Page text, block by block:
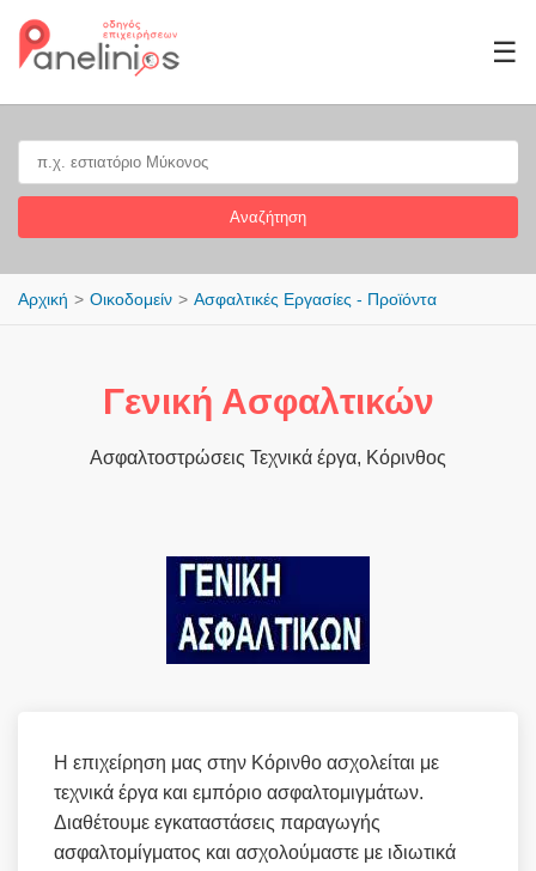
☰
Αναζήτηση
Αρχική Οικοδομείν Ασφαλτικές Εργασίες - Προϊόντα
Γενική Ασφαλτικών
Ασφαλτοστρώσεις Τεχνικά έργα, Κόρινθος
Η επιχείρηση μας στην Κόρινθο ασχολείται με
τεχνικά έργα και εμπόριο ασφαλτομιγμάτων.
Διαθέτουμε εγκαταστάσεις παραγωγής
ασφαλτομίγματος και ασχολούμαστε με ιδιωτικά